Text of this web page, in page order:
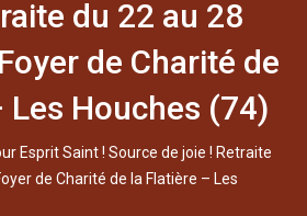
du 22 au 28
de Charité de
Les Houches (74)
Esprit Saint ! Source de joie ! Retraite
de Charité de la Flatière – Les